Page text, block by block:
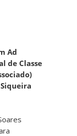
Ad
de Classe
Siqueira